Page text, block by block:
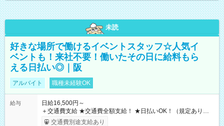
未読
好きな場所で働けるイベントスタッフ☆人気イ
ベントも！来社不要！働いたその日に給料もら
える日払い◎｜阪
アルバイト 職種未経験OK
給与
日給16,500円～
＋交通費支給 ★交通費全額支給！ ★日払いOK！（規定あり） ┗
働いたその日に現金GET♪ お仕事後はコンビニATMから 日払
交通費別途支給あり